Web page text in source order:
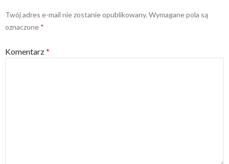
Twój adres e-mail nie zostanie opublikowany. Wymagane pola są
oznaczone *
Komentarz*